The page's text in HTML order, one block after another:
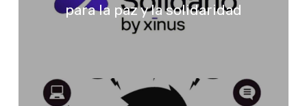
para la paz y la solidaridad